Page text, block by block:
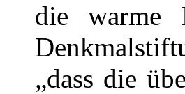
die warme
„dass die